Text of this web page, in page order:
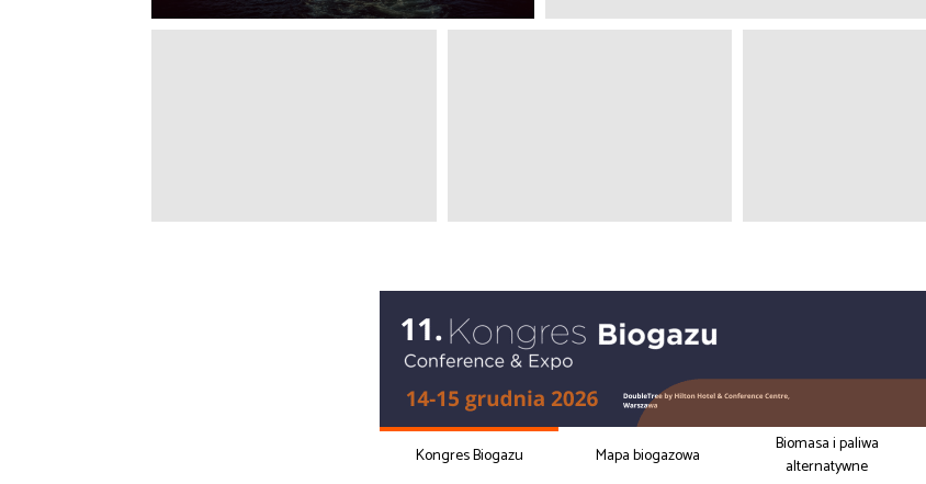
Kongres Biogazu Mapa biogazowa
Biomasa i paliwa
alternatywne